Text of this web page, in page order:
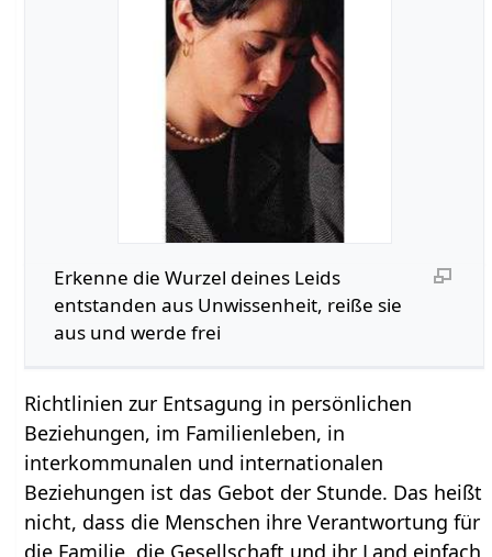
Erkenne die Wurzel deines Leids
entstanden aus Unwissenheit, reiße sie
aus und werde frei
Richtlinien zur Entsagung in persönlichen
Beziehungen, im Familienleben, in
interkommunalen und internationalen
Beziehungen ist das Gebot der Stunde. Das heißt
nicht, dass die Menschen ihre Verantwortung für
die Familie, die Gesellschaft und ihr Land einfach